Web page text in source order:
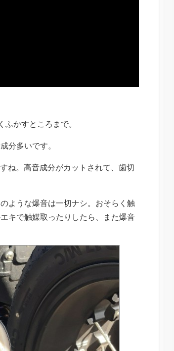
かすところまで。
分多いです。
ね。高音成分がカットされて、歯切
ような爆音は一切ナシ。おそらく触
キで触媒取ったりしたら、また爆音